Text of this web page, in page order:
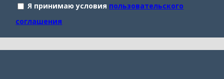
Я принимаю условия пользовательского
соглашения